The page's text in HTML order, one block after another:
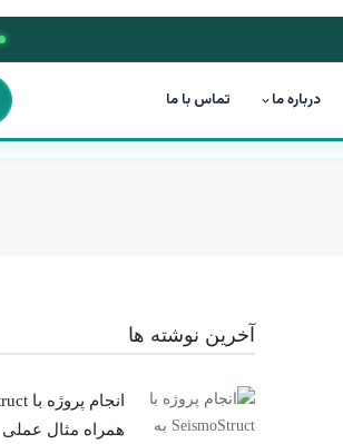
درباره ما تماس با ما
آخرین نوشته ها
همراه مثال عملی